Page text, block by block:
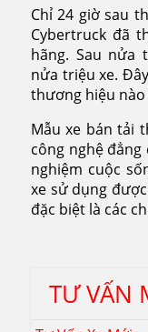
Chỉ 24 giờ sau
Cybertruck đã
hãng. Sau nửa
nửa triệu xe.
thương hiệu
Mẫu xe bán tải
công nghệ
nghiệm cuộc
xe sử dụng
đặc biệt là các
TƯ VẤN